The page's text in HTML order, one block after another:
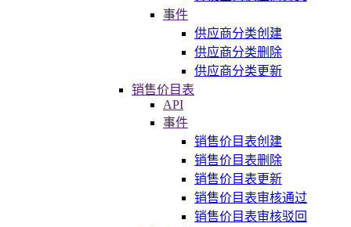
事件
供应商分类创建
供应商分类删除
供应商分类更新
销售价目表
API
事件
销售价目表创建
销售价目表删除
销售价目表更新
销售价目表审核通过
销售价目表审核驳回